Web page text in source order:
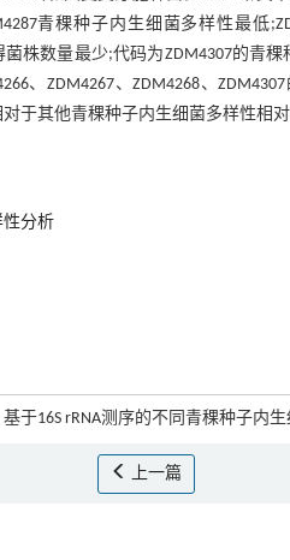
青稞种子内生细菌多样性最低
株数量最少;代码为ZDM4307的青
、ZDM4267、ZDM4268、
于其他青稞种子内生细菌多样性相对
性分析
于16S rRNA测序的不同青稞种子内
上一篇